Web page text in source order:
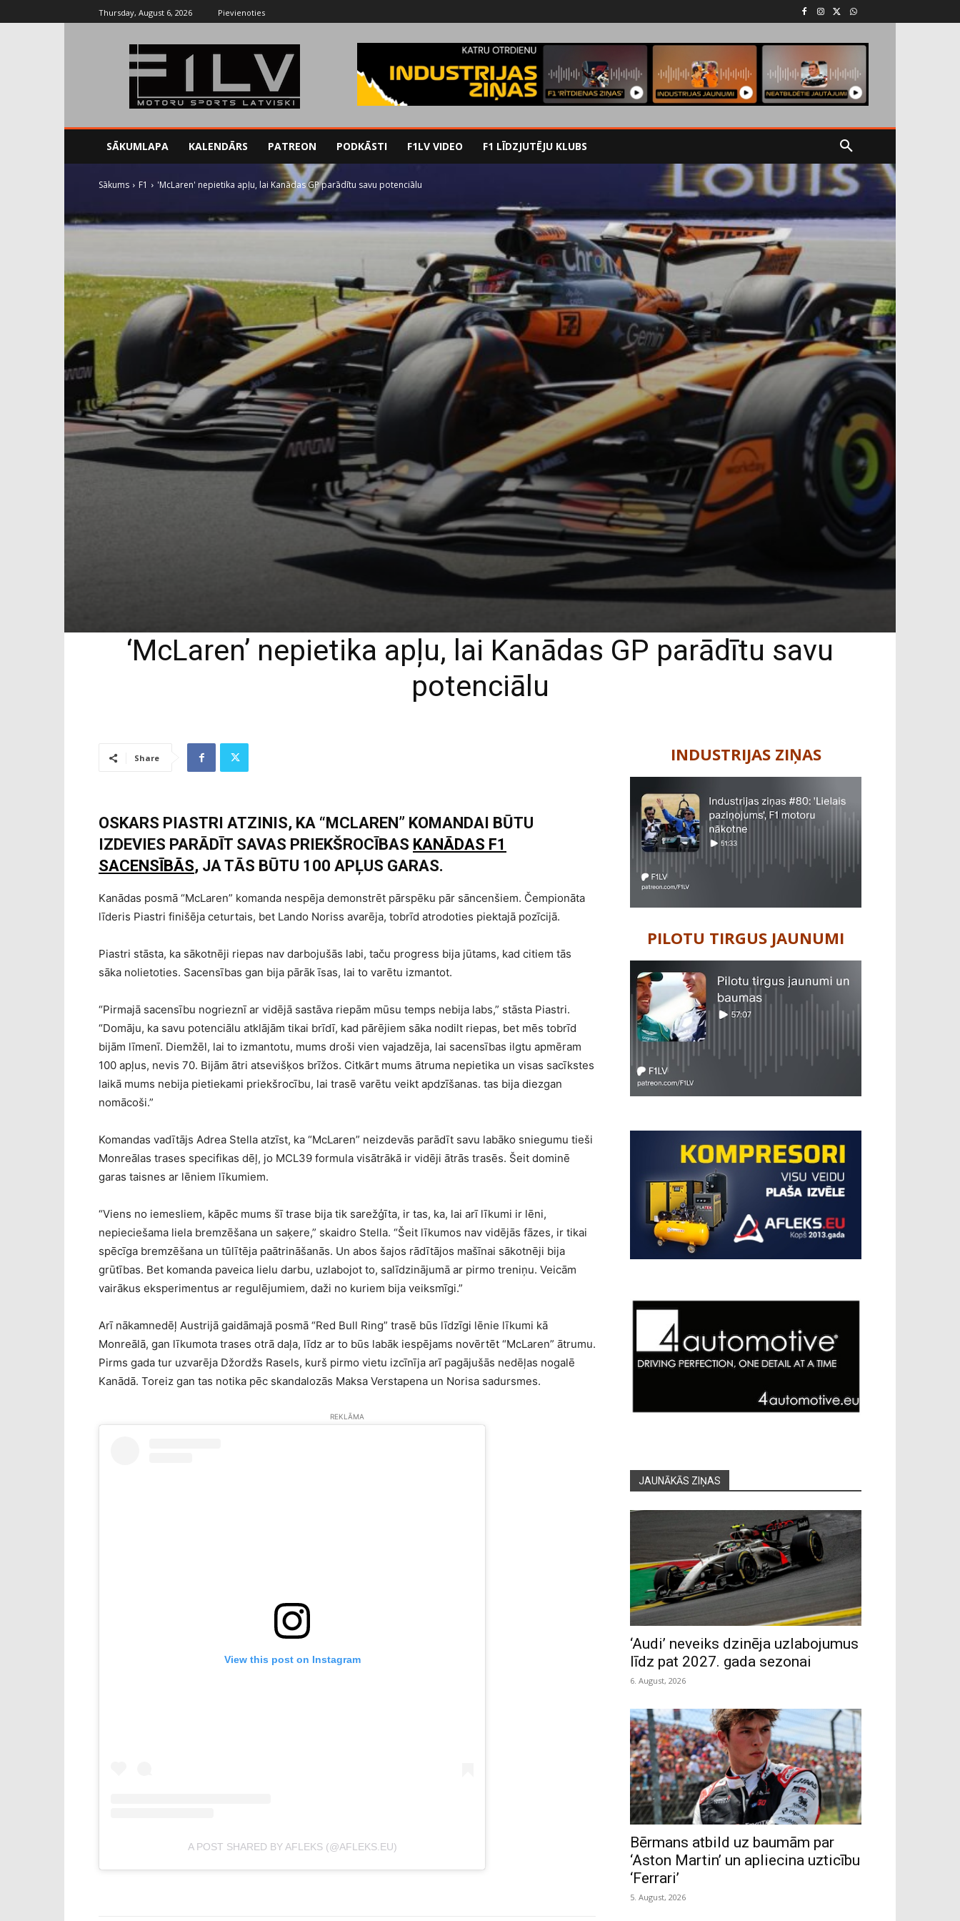
Thursday, August 6, 2026 Pievienoties
SĀKUMLAPA KALENDĀRS PATREON PODKĀSTI F1LV VIDEO F1 LĪDZJUTĒJU KLUBS
Sākums F1 'McLaren' nepietika apļu, lai Kanādas GP parādītu savu potenciālu
‘McLaren’ nepietika apļu, lai Kanādas GP parādītu savu
potenciālu
Share
OSKARS PIASTRI ATZINIS, KA “MCLAREN” KOMANDAI BŪTU
IZDEVIES PARĀDĪT SAVAS PRIEKŠROCĪBAS KANĀDAS F1
SACENSĪBĀS, JA TĀS BŪTU 100 APĻUS GARAS.
Kanādas posmā “McLaren” komanda nespēja demonstrēt pārspēku pār sāncenšiem. Čempionāta
līderis Piastri finišēja ceturtais, bet Lando Noriss avarēja, tobrīd atrodoties piektajā pozīcijā.
Piastri stāsta, ka sākotnēji riepas nav darbojušās labi, taču progress bija jūtams, kad citiem tās
sāka nolietoties. Sacensības gan bija pārāk īsas, lai to varētu izmantot.
“Pirmajā sacensību nogrieznī ar vidējā sastāva riepām mūsu temps nebija labs,” stāsta Piastri.
“Domāju, ka savu potenciālu atklājām tikai brīdī, kad pārējiem sāka nodilt riepas, bet mēs tobrīd
bijām līmenī. Diemžēl, lai to izmantotu, mums droši vien vajadzēja, lai sacensības ilgtu apmēram
100 apļus, nevis 70. Bijām ātri atsevišķos brīžos. Citkārt mums ātruma nepietika un visas sacīkstes
laikā mums nebija pietiekami priekšrocību, lai trasē varētu veikt apdzīšanas. tas bija diezgan
nomācoši.”
Komandas vadītājs Adrea Stella atzīst, ka “McLaren” neizdevās parādīt savu labāko sniegumu tieši
Monreālas trases specifikas dēļ, jo MCL39 formula visātrākā ir vidēji ātrās trasēs. Šeit dominē
garas taisnes ar lēniem līkumiem.
“Viens no iemesliem, kāpēc mums šī trase bija tik sarežģīta, ir tas, ka, lai arī līkumi ir lēni,
nepieciešama liela bremzēšana un saķere,” skaidro Stella. “Šeit līkumos nav vidējās fāzes, ir tikai
spēcīga bremzēšana un tūlītēja paātrināšanās. Un abos šajos rādītājos mašīnai sākotnēji bija
grūtības. Bet komanda paveica lielu darbu, uzlabojot to, salīdzinājumā ar pirmo treniņu. Veicām
vairākus eksperimentus ar regulējumiem, daži no kuriem bija veiksmīgi.”
Arī nākamnedēļ Austrijā gaidāmajā posmā “Red Bull Ring” trasē būs līdzīgi lēnie līkumi kā
Monreālā, gan līkumota trases otrā daļa, līdz ar to būs labāk iespējams novērtēt “McLaren” ātrumu.
Pirms gada tur uzvarēja Džordžs Rasels, kurš pirmo vietu izcīnīja arī pagājušās nedēļas nogalē
Kanādā. Toreiz gan tas notika pēc skandalozās Maksa Verstapena un Norisa sadursmes.
REKLĀMA
View this post on Instagram
A POST SHARED BY AFLEKS (@AFLEKS.EU)
INDUSTRIJAS ZIŅAS
PILOTU TIRGUS JAUNUMI
JAUNĀKĀS ZIŅAS
‘Audi’ neveiks dzinēja uzlabojumus
līdz pat 2027. gada sezonai
6. August, 2026
Bērmans atbild uz baumām par
‘Aston Martin’ un apliecina uzticību
‘Ferrari’
5. August, 2026